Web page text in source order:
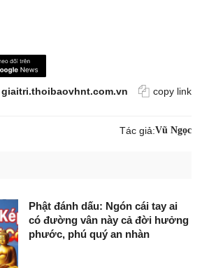
giaitri.thoibaovhnt.com.vn copy link
Tác giả:Vũ Ngọc
Phật đánh dấu: Ngón cái tay ai
có đường vân này cả đời hưởng
phước, phú quý an nhàn